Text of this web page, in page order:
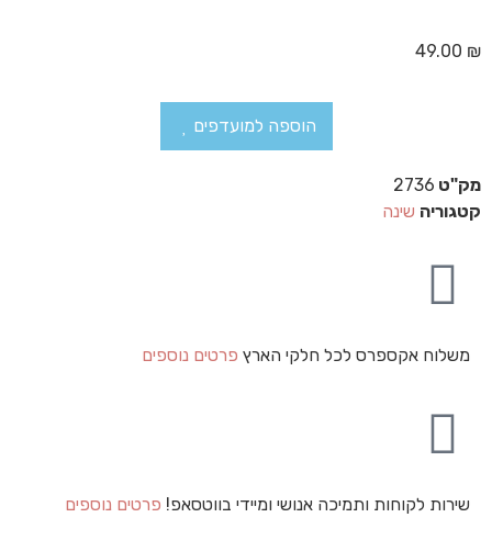
49.00 ₪
הוספה למועדפים
מק"ט 2736
קטגוריה שינה
משלוח אקספרס לכל חלקי הארץ פרטים נוספים
שירות לקוחות ותמיכה אנושי ומיידי בווטסאפ! פרטים נוספים